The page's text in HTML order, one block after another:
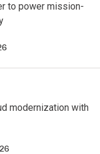
to power mission-
modernization with